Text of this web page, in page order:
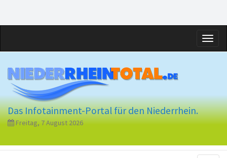
Das Infotainment-Portal für den Niederrhein.
Freitag, 7 August 2026